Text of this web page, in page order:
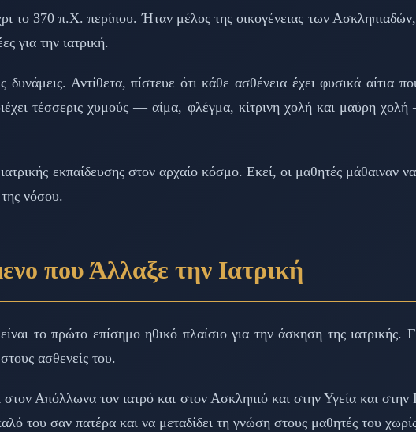
370 π.Χ. περίπου. Ήταν μέλος της οικογένειας των Ασκληπιαδών,
για την ιατρική.
δυνάμεις. Αντίθετα, πίστευε ότι κάθε ασθένεια έχει φυσικά
τέσσερις χυμούς — αίμα, φλέγμα, κίτρινη χολή και μαύρη
εκπαίδευσης στον αρχαίο κόσμο. Εκεί, οι μαθητές μάθαιναν
νόσου.
που Άλλαξε την Ιατρική
το πρώτο επίσημο ηθικό πλαίσιο για την άσκηση της
ασθενείς του.
Απόλλωνα τον ιατρό και στον Ασκληπιό και στην Υγεία και στην
του σαν πατέρα και να μεταδίδει τη γνώση στους μαθητές του